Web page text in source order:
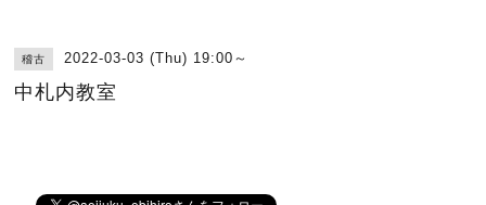
稽古 2022-03-03 (Thu) 19:00～
中札内教室